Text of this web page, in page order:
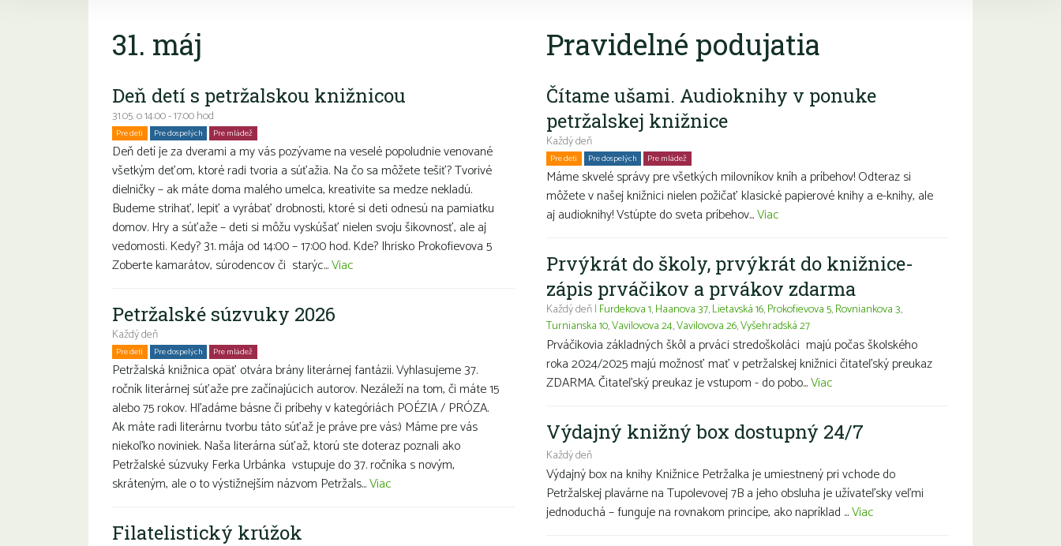
31. máj
Deň detí s petržalskou knižnicou
31.05. o 14:00 - 17:00 hod
Pre deti Pre dospelých Pre mládež
Deň detí je za dverami a my vás pozývame na veselé popoludnie venované
všetkým deťom, ktoré radi tvoria a súťažia. Na čo sa môžete tešiť? Tvorivé
dielničky – ak máte doma malého umelca, kreativite sa medze nekladú.
Budeme strihať, lepiť a vyrábať drobnosti, ktoré si deti odnesú na pamiatku
domov. Hry a súťaže – deti si môžu vyskúšať nielen svoju šikovnosť, ale aj
vedomosti. Kedy? 31. mája od 14:00 – 17:00 hod. Kde? Ihrisko Prokofievova 5
Zoberte kamarátov, súrodencov či starýc...Viac
Petržalské súzvuky 2026
Každý deň
Pre deti Pre dospelých Pre mládež
Petržalská knižnica opäť otvára brány literárnej fantázii. Vyhlasujeme 37.
ročník literárnej súťaže pre začínajúcich autorov. Nezáleží na tom, či máte 15
alebo 75 rokov. Hľadáme básne či príbehy v kategóriách POÉZIA / PRÓZA.
Ak máte radi literárnu tvorbu táto súťaž je práve pre vás:) Máme pre vás
niekoľko noviniek. Naša literárna súťaž, ktorú ste doteraz poznali ako
Petržalské súzvuky Ferka Urbánka vstupuje do 37. ročníka s novým,
skráteným, ale o to výstižnejším názvom Petržals...Viac
Filatelistický krúžok
Pravidelné podujatia
Čítame ušami. Audioknihy v ponuke
petržalskej knižnice
Každý deň
Pre deti Pre dospelých Pre mládež
Máme skvelé správy pre všetkých milovníkov kníh a príbehov! Odteraz si
môžete v našej knižnici nielen požičať klasické papierové knihy a e-knihy, ale
aj audioknihy! Vstúpte do sveta príbehov...Viac
Prvýkrát do školy, prvýkrát do knižnice-
zápis prváčikov a prvákov zdarma
Každý deň | Furdekova 1,Haanova 37,Lietavská 16,Prokofievova 5,Rovniankova 3,
Turnianska 10,Vavilovova 24,Vavilovova 26,Vyšehradská 27
Prváčikovia základných škôl a prváci stredoškoláci majú počas školského
roka 2024/2025 majú možnosť mať v petržalskej knižnici čitateľský preukaz
ZDARMA. Čitateľský preukaz je vstupom - do pobo...Viac
Výdajný knižný box dostupný 24/7
Každý deň
Výdajný box na knihy Knižnice Petržalka je umiestnený pri vchode do
Petržalskej plavárne na Tupolevovej 7B a jeho obsluha je užívateľsky veľmi
jednoduchá – funguje na rovnakom princípe, ako napríklad ...Viac